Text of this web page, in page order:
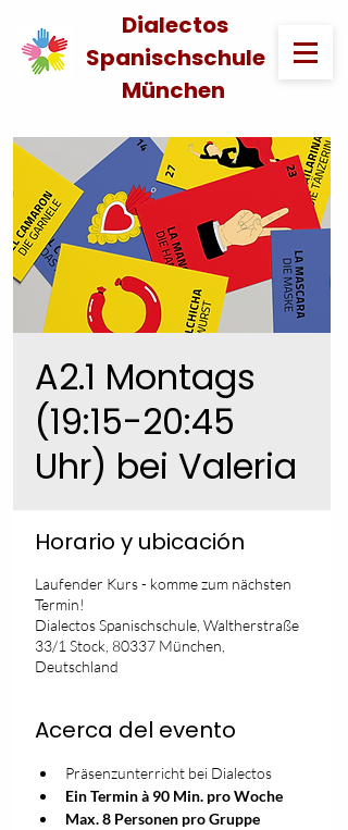
Dialectos
Spanischschule
München
A2.1 Montags
(19:15-20:45
Uhr) bei Valeria
Horario y ubicación
Laufender Kurs - komme zum nächsten
Termin!
Dialectos Spanischschule, Waltherstraße
33/1 Stock, 80337 München,
Deutschland
Acerca del evento
Präsenzunterricht bei Dialectos
Ein Termin à 90 Min. pro Woche
Max. 8 Personen pro Gruppe